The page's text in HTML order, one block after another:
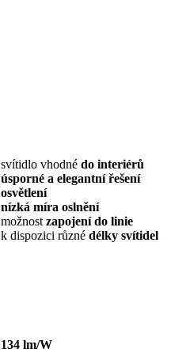
svítidlo vhodné do interiérů
úsporné a elegantní řešení
osvětlení
nízká míra oslnění
možnost zapojení do linie
k dispozici různé délky svítidel
134 lm/W